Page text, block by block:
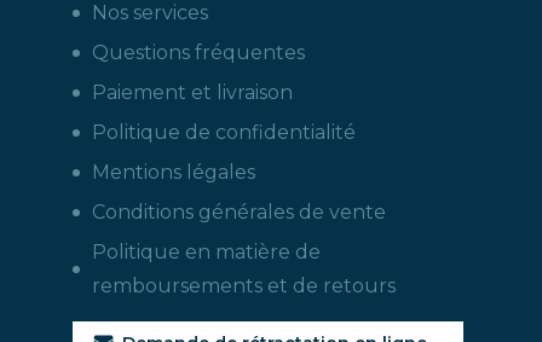
Nos services
Questions fréquentes
Paiement et livraison
Politique de confidentialité
Mentions légales
Conditions générales de vente
Politique en matière de
remboursements et de retours